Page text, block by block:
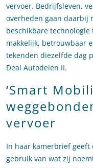
vervoer. Bedrijfsleven,
overheden gaan daarbij
beschikbare
makkelijk, betrouwbaar
tekenden diezelfde dag
Deal Autodelen II.
‘Smart
vervoer
In haar kamerbrief
gebruik van wat zij